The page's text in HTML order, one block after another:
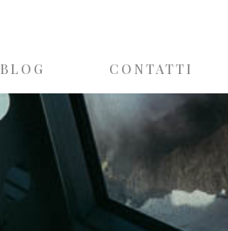
BLOG CONTATTI